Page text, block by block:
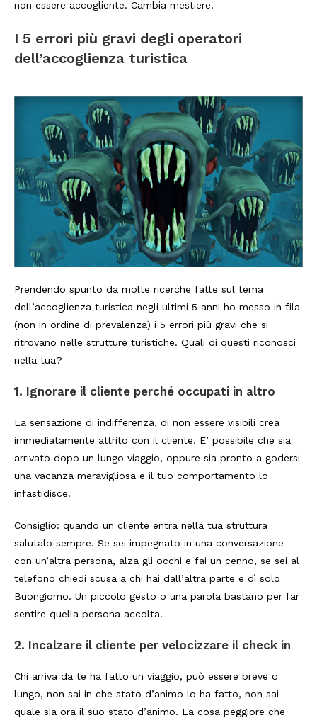
non essere accogliente. Cambia mestiere.
I 5 errori più gravi degli operatori
dell’accoglienza turistica
Prendendo spunto da molte ricerche fatte sul tema
dell’accoglienza turistica negli ultimi 5 anni ho messo in fila
(non in ordine di prevalenza) i 5 errori più gravi che si
ritrovano nelle strutture turistiche. Quali di questi riconosci
nella tua?
1. Ignorare il cliente perché occupati in altro
La sensazione di indifferenza, di non essere visibili crea
immediatamente attrito con il cliente. E’ possibile che sia
arrivato dopo un lungo viaggio, oppure sia pronto a godersi
una vacanza meravigliosa e il tuo comportamento lo
infastidisce.
Consiglio: quando un cliente entra nella tua struttura
salutalo sempre. Se sei impegnato in una conversazione
con un’altra persona, alza gli occhi e fai un cenno, se sei al
telefono chiedi scusa a chi hai dall’altra parte e dì solo
Buongiorno. Un piccolo gesto o una parola bastano per far
sentire quella persona accolta.
2. Incalzare il cliente per velocizzare il check in
Chi arriva da te ha fatto un viaggio, può essere breve o
lungo, non sai in che stato d’animo lo ha fatto, non sai
quale sia ora il suo stato d’animo. La cosa peggiore che